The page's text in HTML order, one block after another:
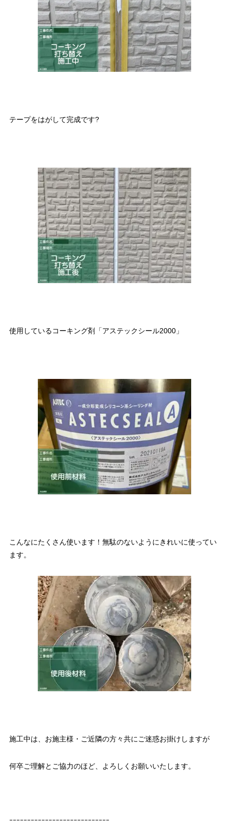
テープをはがして完成です?
使用しているコーキング剤「アステックシール2000」
こんなにたくさん使います！無駄のないようにきれいに使ってい
ます。
施工中は、お施主様・ご近隣の方々共にご迷惑お掛けしますが
何卒ご理解とご協力のほど、よろしくお願いいたします。
ｰｰｰｰｰｰｰｰｰｰｰｰｰｰｰｰｰｰｰｰｰｰｰｰｰｰｰｰ